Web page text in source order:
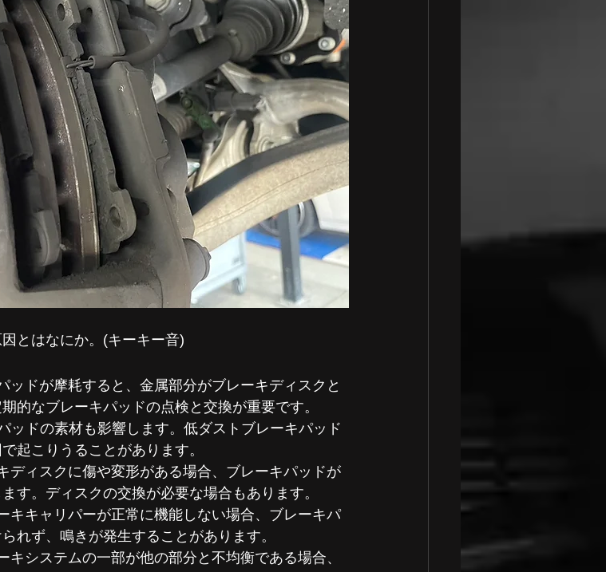
とはなにか。(キーキー音)
ッドが摩耗すると、金属部分がブレーキディスクと
的なブレーキパッドの点検と交換が重要です。
ッドの素材も影響します。低ダストブレーキパッド
起こりうることがあります。
ディスクに傷や変形がある場合、ブレーキパッドが
す。ディスクの交換が必要な場合もあります。
キキャリパーが正常に機能しない場合、ブレーキパ
れず、鳴きが発生することがあります。
キシステムの一部が他の部分と不均衡である場合、